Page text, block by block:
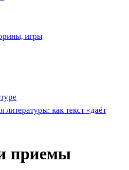
игры
литературы: как текст «даёт
приемы